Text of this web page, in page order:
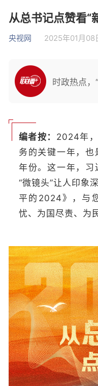
从总书记点赞看“
央视网 2025年01月08
时政热点，
编者按： 2024年
务的关键一年，
年份。这一年，习
“微镜头”让人印象
平的2024》，与
忧、为国尽责、为